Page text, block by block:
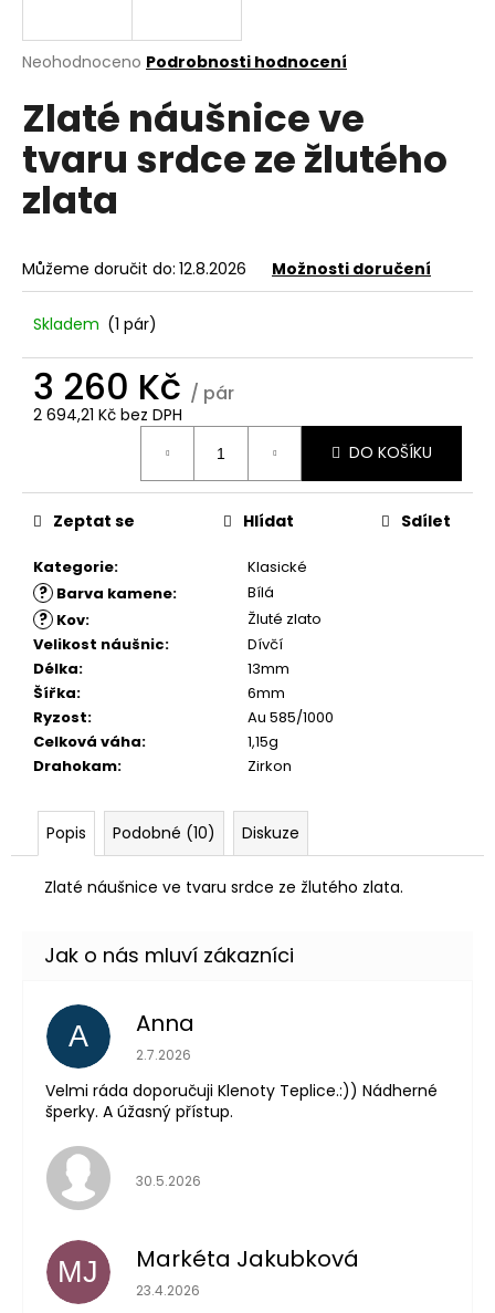
Průměrné
produktu
je
0,0
z
5
hvězdiček.
Neohodnoceno Podrobnosti hodnocení
Zlaté náušnice ve
tvaru srdce ze žlutého
zlata
Můžeme doručit do: 12.8.2026 Možnosti doručení
Skladem (1 pár)
3 260 Kč / pár
2 694,21 Kč bez DPH
DO KOŠÍKU
Kategorie: Klasické
? Barva kamene: Bílá
? Kov:
Žluté zlato
Velikost náušnic:
Dívčí
Délka:
13mm
Šířka:
6mm
Ryzost:
Au 585/1000
Celková váha:
1,15g
Drahokam: Zirkon
Zeptat se Hlídat Sdílet
Popis Podobné (10) Diskuze
Zlaté náušnice ve tvaru srdce ze žlutého zlata.
A Anna
Hodnocení obchodu je 5 z 5 hvězdiček.
2.7.2026
Velmi ráda doporučuji Klenoty Teplice.:)) Nádherné
šperky. A úžasný přístup.
Hodnocení obchodu je 5 z 5 hvězdiček.
30.5.2026
MJ Markéta Jakubková
Hodnocení obchodu je 5 z 5 hvězdiček.
23.4.2026
j
t
?
D
o
p
o
č
u
e
m
e